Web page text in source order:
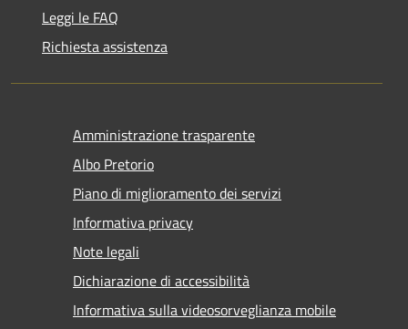
Leggi le FAQ
Richiesta assistenza
Amministrazione trasparente
Albo Pretorio
Piano di miglioramento dei servizi
Informativa privacy
Note legali
Dichiarazione di accessibilità
Informativa sulla videosorveglianza mobile